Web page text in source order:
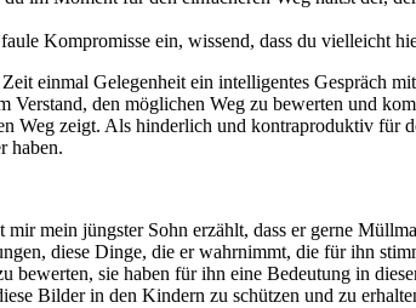
Kompromisse ein, wissend, dass du vielleicht
einmal Gelegenheit ein intelligentes Gespräch
Verstand, den möglichen Weg zu bewerten und
Weg zeigt. Als hinderlich und kontraproduktiv für
haben.
mein jüngster Sohn erzählt, dass er gerne
diese Dinge, die er wahrnimmt, die für ihn
bewerten, sie haben für ihn eine Bedeutung in
Bilder in den Kindern zu schützen und zu